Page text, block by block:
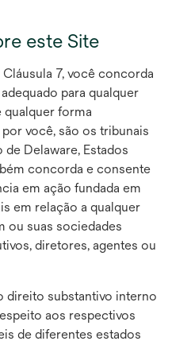
este Site
7, você concorda
para qualquer
qualquer forma
você, são os tribunais
Delaware, Estados
concorda e consente
em ação fundada em
em relação a qualquer
ou suas sociedades
diretores, agentes ou
direito substantivo interno
aos respectivos
de diferentes estados